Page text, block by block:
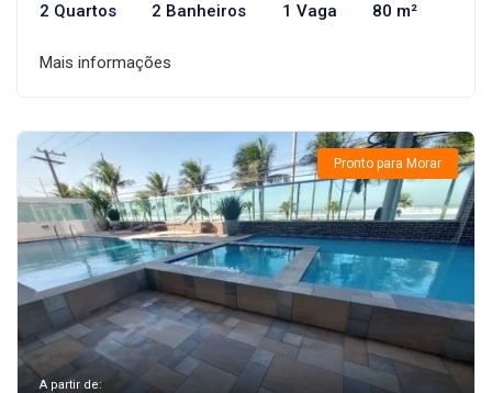
2 Quartos 2 Banheiros 1 Vaga 80 m²
Mais informações
Pronto para Morar
A partir de: